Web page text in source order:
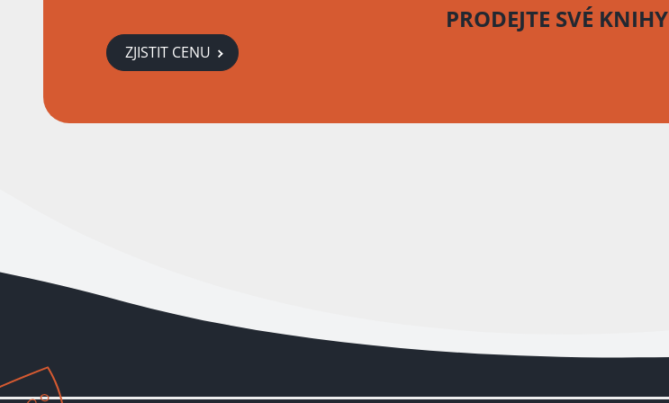
PRODEJTE SVÉ KNIHY
ZJISTIT CENU